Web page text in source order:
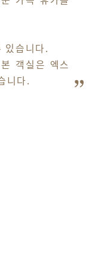
있습니다.
객실은 엑스
니다.